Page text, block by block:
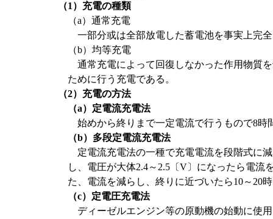
（1）充電の種類
（a）通常充電
一部分或は全部放電した蓄電池を事実上完
（b）均等充電
通常充電によって回復しなかった作用物質
ために行う充電である。
（2）充電の方法
（a）定電流充電法
始めから終りまで一定電流で行うもので8時
（b）多段定電流充電法
定電流充電法の一種で充電電流を段階式に
し、電圧が大体2.4～2.5〔V〕になったら電
た、電流を減らし、終りに近づいたら10～20
（c）定電圧充電法
ディーゼルエンジン等の原動機の始動に使